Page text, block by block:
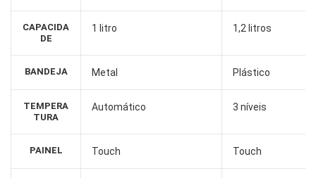
CAPACIDA
DE
BANDEJA
TEMPERA
TURA
PAINEL
1 litro
Metal
Automático
Touch
1,2 litros
Plástico
3 níveis
Touch